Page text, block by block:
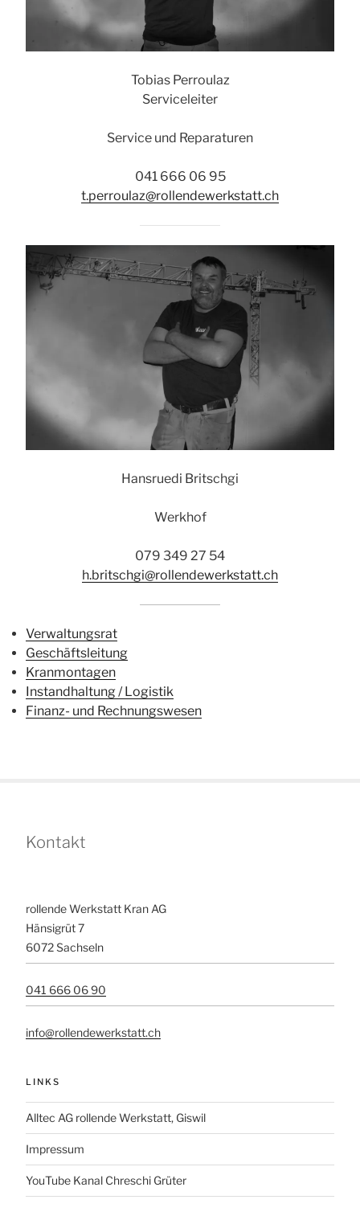
Tobias Perroulaz
Serviceleiter
Service und Reparaturen
041 666 06 95
t.perroulaz@rollendewerkstatt.ch
Hansruedi Britschgi
Werkhof
079 349 27 54
h.britschgi@rollendewerkstatt.ch
Verwaltungsrat
Geschäftsleitung
Kranmontagen
Instandhaltung / Logistik
Finanz- und Rechnungswesen
Kontakt
rollende Werkstatt Kran AG
Hänsigrüt 7
6072 Sachseln
041 666 06 90
info@rollendewerkstatt.ch
LINKS
Alltec AG rollende Werkstatt, Giswil
Impressum
YouTube Kanal Chreschi Grüter